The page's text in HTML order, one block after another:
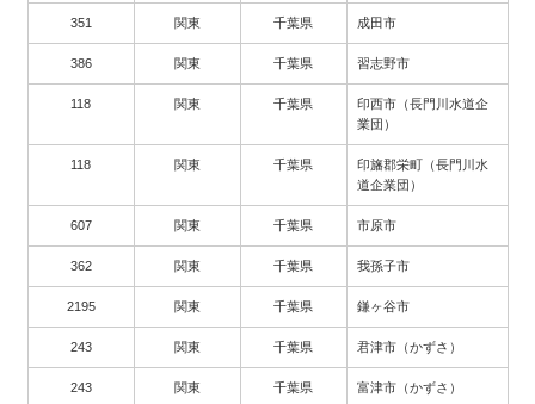
351 関東 千葉県 成田市
386 関東 千葉県 習志野市
118 関東 千葉県
印西市（長門川水道企
業団）
118 関東 千葉県
印旛郡栄町（長門川水
道企業団）
607 関東 千葉県 市原市
362 関東 千葉県 我孫子市
2195 関東 千葉県 鎌ヶ谷市
243 関東 千葉県 君津市（かずさ）
243 関東 千葉県 富津市（かずさ）